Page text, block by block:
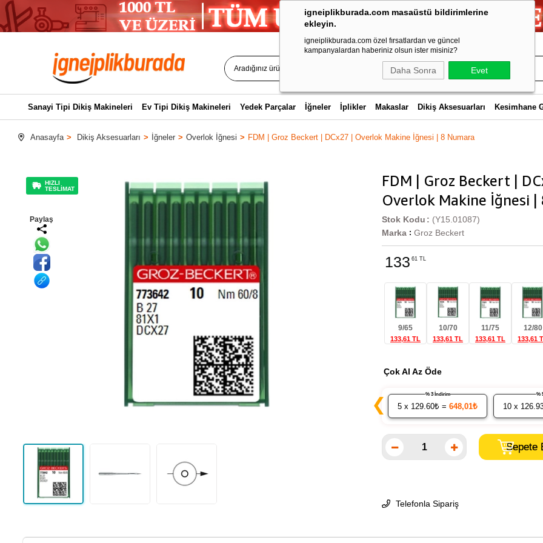
igneiplikburada.com masaüstü bildirimlerine
ekleyin.
igneiplikburada.com özel fırsatlardan ve güncel
kampanyalardan haberiniz olsun ister misiniz?
Daha Sonra Evet
Sanayi Tipi Dikiş Makineleri Ev Tipi Dikiş Makineleri Yedek Parçalar İğneler İplikler Makaslar Dikiş Aksesuarları Kesimhane
Anasayfa Dikiş Aksesuarları İğneler Overlok İğnesi FDM | Groz Beckert | DCx27 | Overlok Makine İğnesi | 8 Numara
HIZLI
TESLİMAT
Paylaş
FDM | Groz Beckert |
Overlok Makine İğnesi |
(Y15.01087)
Stok Kodu
Marka : Groz Beckert
133 61 TL
9/65
133,61 TL
10/70
133,61 TL
11/75
133,61 TL
12/80
133,61
Çok Al Az Öde
❮ 5 x 129.60₺ = 648,01₺
% 3 İndirim
10 x
Telefonla Sipariş